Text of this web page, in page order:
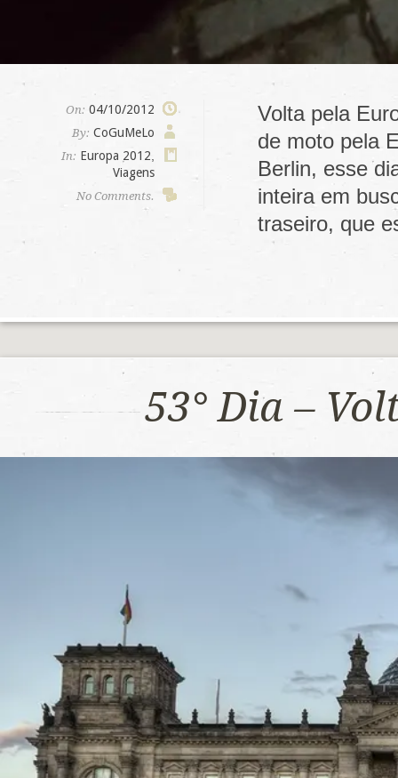
On: 04/10/2012
By: CoGuMeLo
In: Europa 2012
Viagens
No Comments.
Volta pela
de moto pela
Berlin, esse
inteira em
traseiro, que
53° Dia –